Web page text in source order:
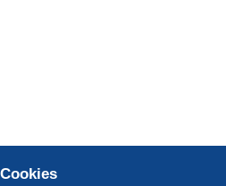
über
erfolgt
für das Konto des
sich auf die Zahlung